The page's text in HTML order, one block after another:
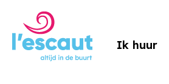
Naar de homepage
Ik huur